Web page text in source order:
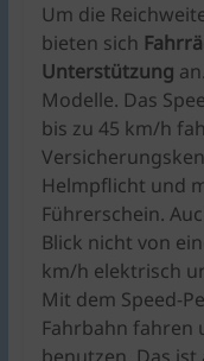
Um die
bieten sich
Unterstützung
Modelle. Das
bis zu 45 km/h
Helmpflicht und
Führerschein.
Blick nicht von
km/h elektrisch
Mit dem Speed-
Fahrbahn fahren